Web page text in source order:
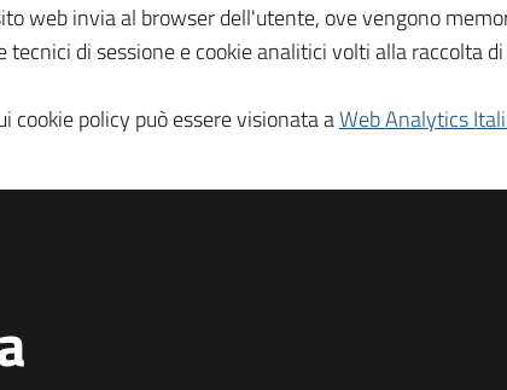
web invia al browser dell'utente, ove vengono
di sessione e cookie analitici volti alla raccolta
cookie policy può essere visionata aWeb Analytics